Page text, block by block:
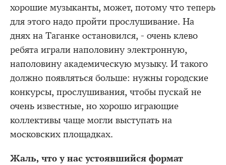
хорошие музыканты, может, потому что теперь
для этого надо пройти прослушивание. На
днях на Таганке остановился, - очень клево
ребята играли наполовину электронную,
наполовину академическую музыку. И такого
должно появляться больше: нужны городские
конкурсы, прослушивания, чтобы пускай не
очень известные, но хорошо играющие
коллективы чаще могли выступать на
московских площадках.
Жаль, что у нас устоявшийся формат